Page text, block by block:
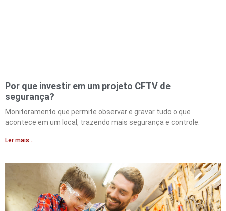
Por que investir em um projeto CFTV de
segurança?
Monitoramento que permite observar e gravar tudo o que
acontece em um local, trazendo mais segurança e controle.
Ler mais...